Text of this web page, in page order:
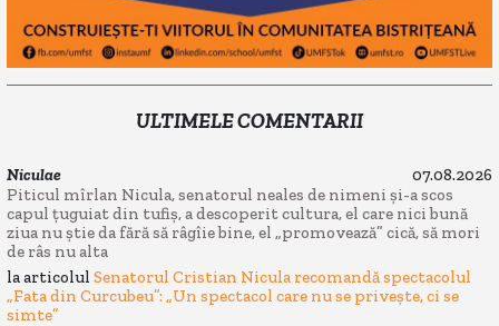
ULTIMELE COMENTARII
Niculae
07.08.2026
Piticul mîrlan Nicula, senatorul neales de nimeni și-a scos
capul țuguiat din tufiș, a descoperit cultura, el care nici bună
ziua nu știe da fără să râgîie bine, el „promovează” cică, să mori
de râs nu alta
la articolul Senatorul Cristian Nicula recomandă spectacolul
„Fata din Curcubeu”: „Un spectacol care nu se privește, ci se
simte”